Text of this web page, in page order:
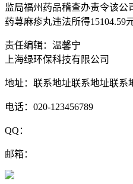
监局福州药品稽查办责令该
药荨麻疹丸违法所得15104.59
责任编辑：温馨宁
上海绿环保科技有限公司
地址：联系地址联系地址联系
电话：020-123456789
QQ：
邮箱：